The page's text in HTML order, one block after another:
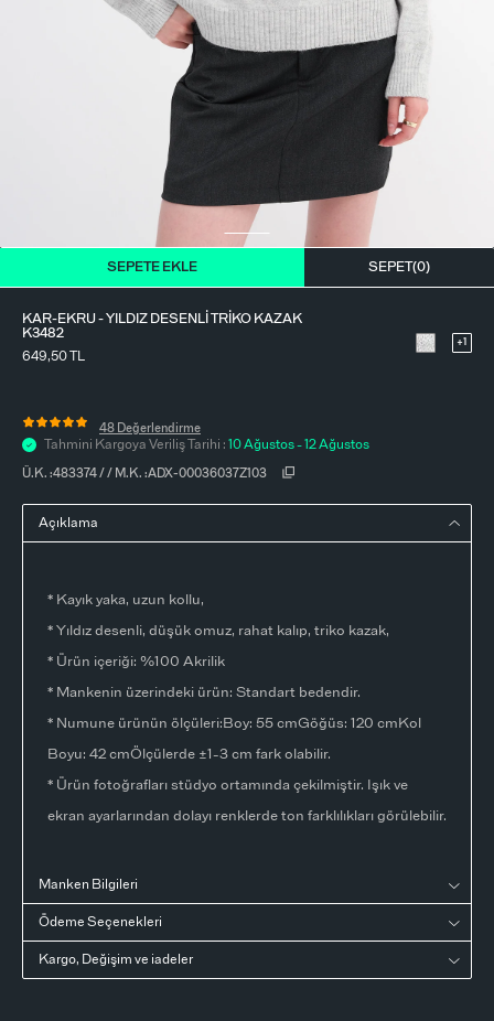
Açıklama
* Kayık yaka, uzun kollu,
* Yıldız desenli, düşük omuz, rahat kalıp, triko kazak,
* Ürün içeriği: %100 Akrilik
* Mankenin üzerindeki ürün: Standart bedendir.
* Numune ürünün ölçüleri:Boy: 55 cmGöğüs: 120 cmKol
Boyu: 42 cmÖlçülerde ±1-3 cm fark olabilir.
* Ürün fotoğrafları stüdyo ortamında çekilmiştir. Işık ve
ekran ayarlarından dolayı renklerde ton farklılıkları görülebilir.
Manken Bilgileri
Ödeme Seçenekleri
Kargo, Değişim ve iadeler
Ü.K. :483374/ / M.K. :ADX-00036037Z103
KAR-EKRU - YILDIZ DESENLI TRIKO KAZAK
K3482
649,50TL
+1
48 Değerlendirme
Tahmini Kargoya Veriliş Tarihi : 10 Ağustos - 12 Ağustos
SEPETE EKLE SEPET(0)
VÜCUT AKSESUARI